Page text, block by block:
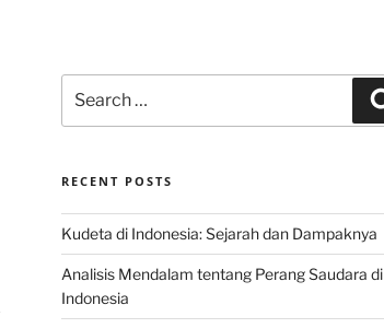
for:
RECENT POSTS
Kudeta di Indonesia: Sejarah dan Dampaknya
Analisis Mendalam tentang Perang Saudara di
Indonesia